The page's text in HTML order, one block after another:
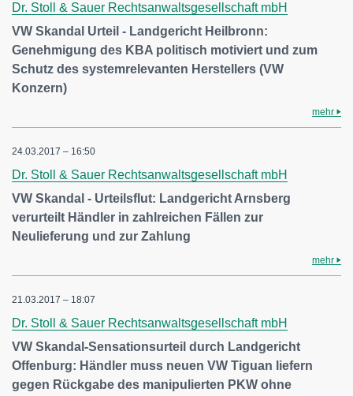
Dr. Stoll & Sauer Rechtsanwaltsgesellschaft mbH
VW Skandal Urteil - Landgericht Heilbronn:
Genehmigung des KBA politisch motiviert und zum
Schutz des systemrelevanten Herstellers (VW
Konzern)
mehr
24.03.2017 – 16:50
Dr. Stoll & Sauer Rechtsanwaltsgesellschaft mbH
VW Skandal - Urteilsflut: Landgericht Arnsberg
verurteilt Händler in zahlreichen Fällen zur
Neulieferung und zur Zahlung
mehr
21.03.2017 – 18:07
Dr. Stoll & Sauer Rechtsanwaltsgesellschaft mbH
VW Skandal-Sensationsurteil durch Landgericht
Offenburg: Händler muss neuen VW Tiguan liefern
gegen Rückgabe des manipulierten PKW ohne